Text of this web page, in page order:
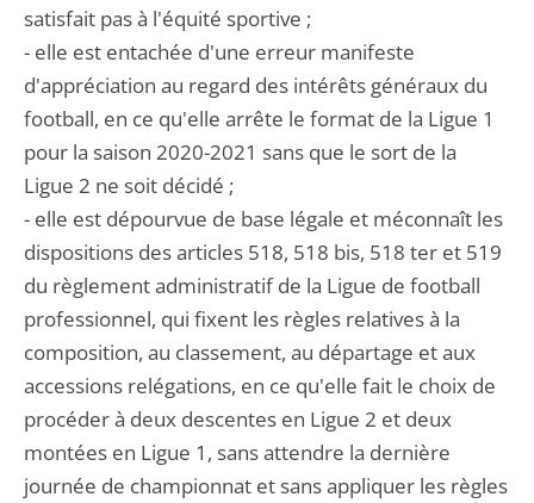
satisfait pas à l'équité sportive ;
- elle est entachée d'une erreur manifeste
d'appréciation au regard des intérêts généraux du
football, en ce qu'elle arrête le format de la Ligue 1
pour la saison 2020-2021 sans que le sort de la
Ligue 2 ne soit décidé ;
- elle est dépourvue de base légale et méconnaît les
dispositions des articles 518, 518 bis, 518 ter et 519
du règlement administratif de la Ligue de football
professionnel, qui fixent les règles relatives à la
composition, au classement, au départage et aux
accessions relégations, en ce qu'elle fait le choix de
procéder à deux descentes en Ligue 2 et deux
montées en Ligue 1, sans attendre la dernière
journée de championnat et sans appliquer les règles